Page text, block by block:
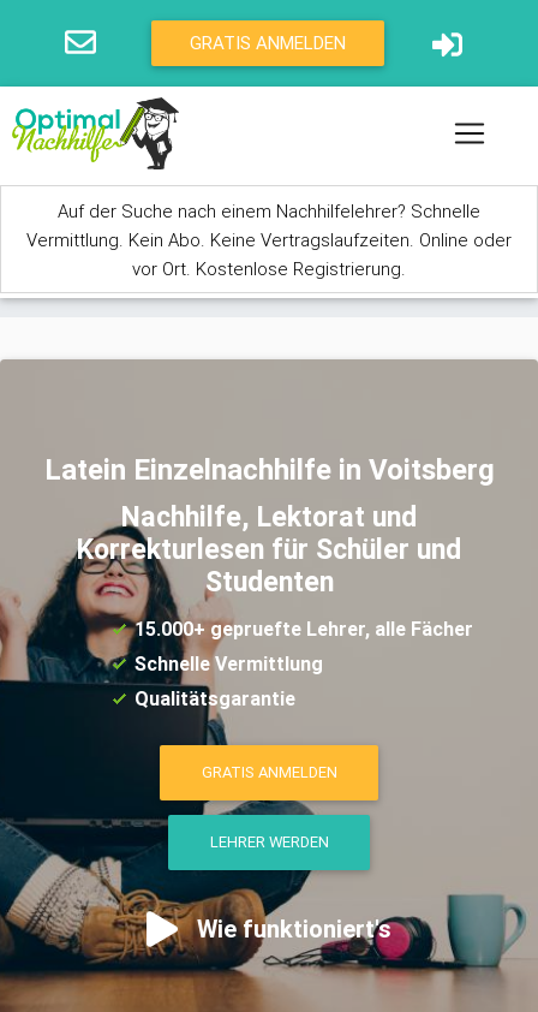
GRATIS ANMELDEN
Auf der Suche nach einem Nachhilfelehrer? Schnelle
Vermittlung. Kein Abo. Keine Vertragslaufzeiten. Online oder
vor Ort. Kostenlose Registrierung.
Latein Einzelnachhilfe in Voitsberg
Nachhilfe, Lektorat und
Korrekturlesen für Schüler und
Studenten
15.000+ gepruefte Lehrer, alle Fächer
Schnelle Vermittlung
Qualitätsgarantie
GRATIS ANMELDEN
LEHRER WERDEN
Wie funktioniert's